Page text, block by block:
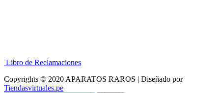
Libro de Reclamaciones
Copyrights © 2020 APARATOS RAROS | Diseñado por
Tiendasvirtuales.pe